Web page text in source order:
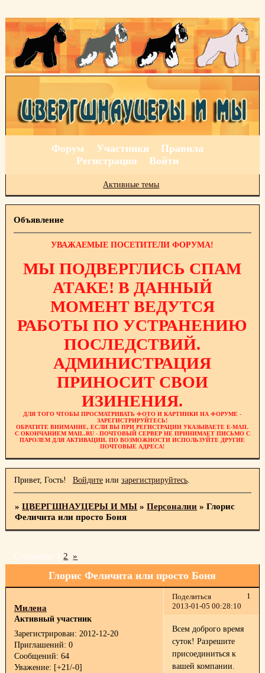
Форум Участники
Правила
Регистрация
Войти
Активные темы
Объявление
УВАЖАЕМЫЕ ПОСЕТИТЕЛИ ФОРУМА!
МЫ ПОДВЕРГЛИСЬ СПАМ
АТАКЕ! В ДАННЫЙ
МОМЕНТ ВЕДУТСЯ
РАБОТЫ ПО УСТРАНЕНИЮ
ПОСЛЕДСТВИЙ.
АДМИНИСТРАЦИЯ
ПРИНОСИТ СВОИ
ИЗИНЕНИЯ.
ДЛЯ ТОГО ЧТОБЫ ПРОСМАТРИВАТЬ ФОТО И КАРТИНКИ НА ФОРУМЕ -
ЗАРЕГИСТРИРУЙТЕСЬ!
ОБРАТИТЕ ВНИМАНИЕ, ЕСЛИ ВЫ ПРИ РЕГИСТРАЦИИ УКАЗЫВАЕТЕ E-MAIL
С ОКОНЧАНИЕМ MAIL.RU - ПОЧТОВЫЙ СЕРВЕР НЕ ПРИНИМАЕТ ПИСЬМО С
ПАРОЛЕМ ДЛЯ АКТИВАЦИИ. ПО ВОЗМОЖНОСТИ ИСПОЛЬЗУЙТЕ ДРУГИЕ
ПОЧТОВЫЕ АДРЕСА!
Привет, Гость! Войдитеили зарегистрируйтесь.
»ЦВЕРГШНАУЦЕРЫ И МЫ »Персоналии »Глорис
Феличита или просто Боня
Глорис Феличита или просто Боня
Страница: 1 2 »
Поделиться
1
2013-01-05 00:28:10
Милена
Активный участник
Зарегистрирован: 2012-12-20
Приглашений: 0
Сообщений: 64
Уважение: [+21/-0]
Всем доброго время
суток! Разрешите
присоединиться к
вашей компании.